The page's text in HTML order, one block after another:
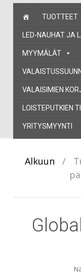
Skip
content
TUOTTEET
LED-NAUHAT JA
MYYMÄLÄT
VALAISIMIEN
LOISTEPUTKIEN
YRITYSMYYNTI
Alkuun /